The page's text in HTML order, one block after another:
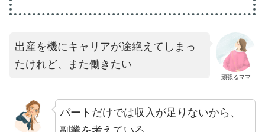
頑張るママ
出産を機にキャリアが途絶えてしまっ
たけれど、また働きたい
パートだけでは収入が足りないから、